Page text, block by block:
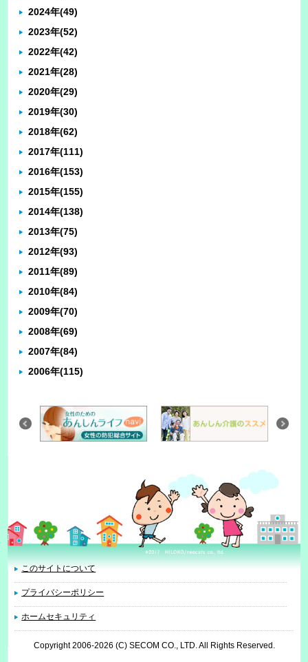
2024年(49)
2023年(52)
2022年(42)
2021年(28)
2020年(29)
2019年(30)
2018年(62)
2017年(111)
2016年(153)
2015年(155)
2014年(138)
2013年(75)
2012年(93)
2011年(89)
2010年(84)
2009年(70)
2008年(69)
2007年(84)
2006年(115)
このサイトについて
プライバシーポリシー
ホームセキュリティ
Copyright 2006-2026 (C) SECOM CO., LTD. All Rights Reserved.